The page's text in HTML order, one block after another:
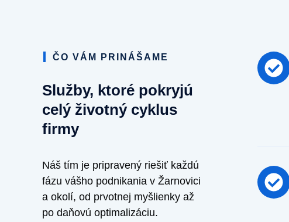
ČO VÁM PRINÁŠAME
Služby, ktoré pokryjú
celý životný cyklus
firmy
Náš tím je pripravený riešiť každú
fázu vášho podnikania v Žarnovici
a okolí, od prvotnej myšlienky až
po daňovú optimalizáciu.